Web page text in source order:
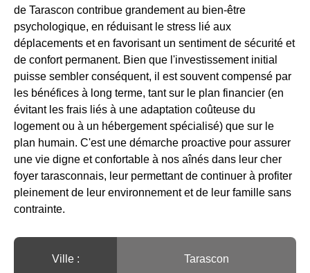
de Tarascon contribue grandement au bien-être
psychologique, en réduisant le stress lié aux
déplacements et en favorisant un sentiment de sécurité et
de confort permanent. Bien que l'investissement initial
puisse sembler conséquent, il est souvent compensé par
les bénéfices à long terme, tant sur le plan financier (en
évitant les frais liés à une adaptation coûteuse du
logement ou à un hébergement spécialisé) que sur le
plan humain. C'est une démarche proactive pour assurer
une vie digne et confortable à nos aînés dans leur cher
foyer tarasconnais, leur permettant de continuer à profiter
pleinement de leur environnement et de leur famille sans
contrainte.
Ville :️ Tarascon